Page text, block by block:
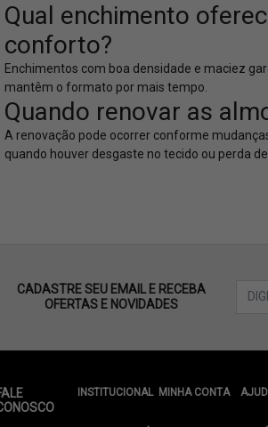
Qual enchimento
conforto?
Enchimentos com boa densidade e maciez
mantêm o formato por mais tempo.
Quando renovar as
A renovação pode ocorrer conforme
quando houver desgaste no tecido ou perda
CADASTRE SEU EMAIL E RECEBA
OFERTAS E NOVIDADES
INSTITUCIONAL MINHA CONTA